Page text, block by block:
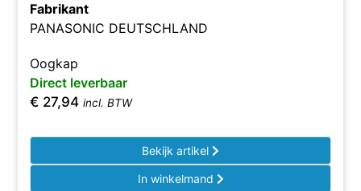
Fabrikant
PANASONIC DEUTSCHLAND
Oogkap
Direct leverbaar
€ 27,94 incl. BTW
Bekijk artikel
In winkelmand